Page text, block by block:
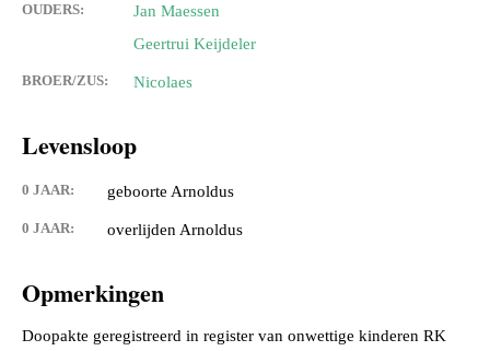
OUDERS:
Jan Maessen
Geertrui Keijdeler
BROER/ZUS: Nicolaes
Levensloop
0 JAAR: geboorte Arnoldus
0 JAAR: overlijden Arnoldus
Opmerkingen
Doopakte geregistreerd in register van onwettige kinderen RK